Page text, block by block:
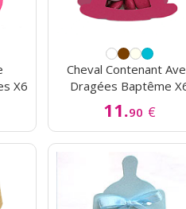
X6
Cheval Contenant
Dragées Baptême
11.90 €